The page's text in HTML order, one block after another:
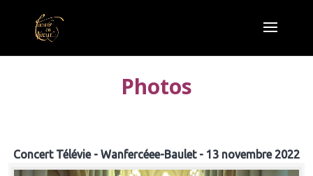
Photos
Concert Télévie - Wanfercéee-Baulet - 13 novembre 2022